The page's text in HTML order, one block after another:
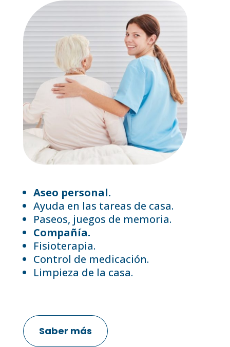
Aseo personal.
Ayuda en las tareas de casa.
Paseos, juegos de memoria.
Compañía.
Fisioterapia.
Control de medicación.
Limpieza de la casa.
Saber más